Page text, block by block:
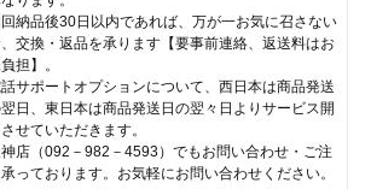
納品後30日以内であれば、万が一お気に召さない
交換・返品を承ります【要事前連絡、返送料はお
担】。
サポートオプションについて、西日本は商品発送
翌日、東日本は商品発送日の翌々日よりサービス開
せていただきます。
店（092－982－4593）でもお問い合わせ・ご注
っております。お気軽にお問い合わせください。